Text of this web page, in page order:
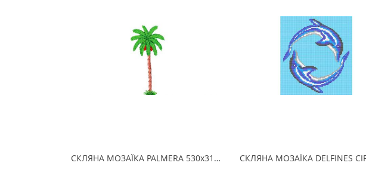
СКЛЯНА МОЗАЇКА PALMERA 530х310 (2.5 x 2.5 см) на папері